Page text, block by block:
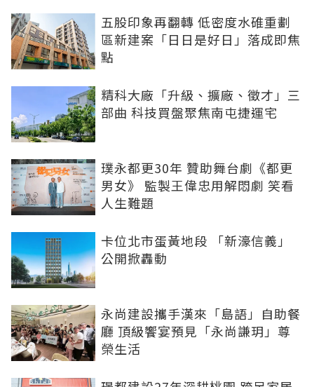
五股印象再翻轉 低密度水碓重劃
區新建案「日日是好日」落成即焦
點
精科大廠「升級、擴廠、徵才」三
部曲 科技買盤聚焦南屯捷運宅
璞永都更30年 贊助舞台劇《都更
男女》 監製王偉忠用解悶劇 笑看
人生難題
卡位北市蛋黃地段 「新濠信義」
公開掀轟動
永尚建設攜手漢來「島語」自助餐
廳 頂級饗宴預見「永尚謙玥」尊
榮生活